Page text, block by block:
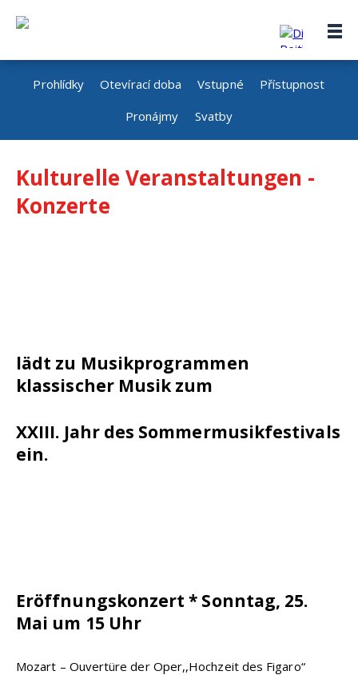
Prohlídky Otevírací doba Vstupné
Přístupnost
Pronájmy
Svatby
Kulturelle Veranstaltungen -
Konzerte
lädt zu Musikprogrammen
klassischer Musik zum
XXIII. Jahr des Sommermusikfestivals
ein.
Eröffnungskonzert * Sonntag, 25.
Mai um 15 Uhr
Mozart – Ouvertüre der Oper,,Hochzeit des Figaro“